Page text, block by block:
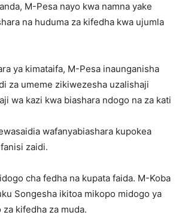
M-Pesa nayo kwa namna yake
na huduma za kifedha kwa ujumla
ya kimataifa, M-Pesa inaunganisha
za umeme zikiwezesha uzalishaji
wa kazi kwa biashara ndogo na za kati
wafanyabiashara kupokea
zaidi.
cha fedha na kupata faida. M-Koba
Songesha ikitoa mikopo midogo ya
kifedha za muda.